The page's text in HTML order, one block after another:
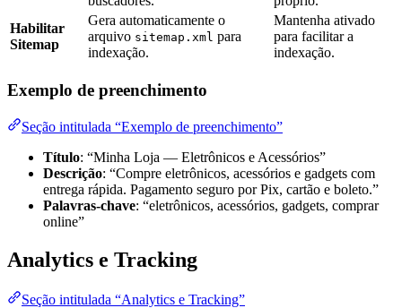
Habilitar
Sitemap
Gera automaticamente o
arquivo sitemap.xml para
indexação.
Mantenha ativado
para facilitar a
indexação.
Exemplo de preenchimento
Seção intitulada “Exemplo de preenchimento”
Título: “Minha Loja — Eletrônicos e Acessórios”
Descrição: “Compre eletrônicos, acessórios e gadgets com
entrega rápida. Pagamento seguro por Pix, cartão e boleto.”
Palavras-chave: “eletrônicos, acessórios, gadgets, comprar
online”
Analytics e Tracking
Seção intitulada “Analytics e Tracking”